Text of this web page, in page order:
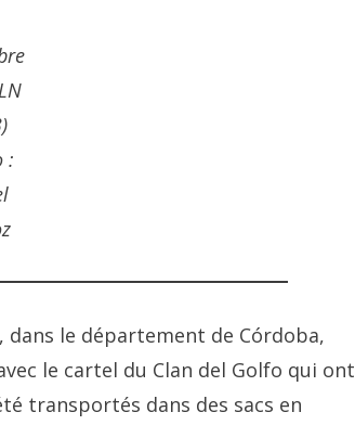
:
dans le département de Córdoba,
le cartel du Clan del Golfo qui ont
transportés dans des sacs en